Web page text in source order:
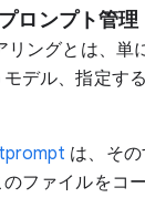
ロンプト管理
リングとは、
デル、指定す
は、そ
ファイルをコ